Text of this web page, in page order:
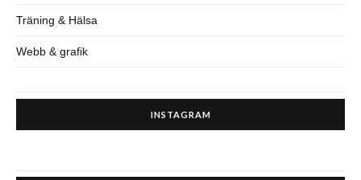
Träning & Hälsa
Webb & grafik
INSTAGRAM